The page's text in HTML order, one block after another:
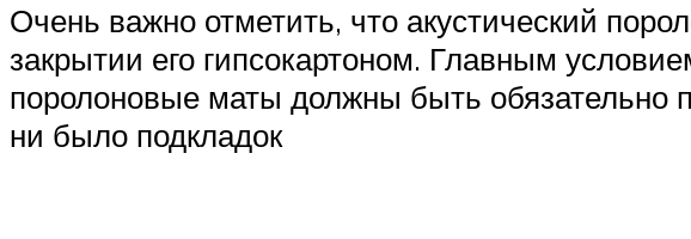
Очень важно отметить, что акустический
закрытии его гипсокартоном. Главным
поролоновые маты должны быть обязательно
ни было подкладок